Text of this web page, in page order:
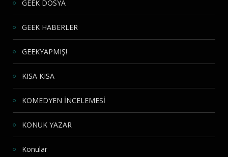
GEEK DOSYA
GEEK HABERLER
GEEKYAPMIŞ!
KISA KISA
KOMEDYEN İNCELEMESİ
KONUK YAZAR
Konular